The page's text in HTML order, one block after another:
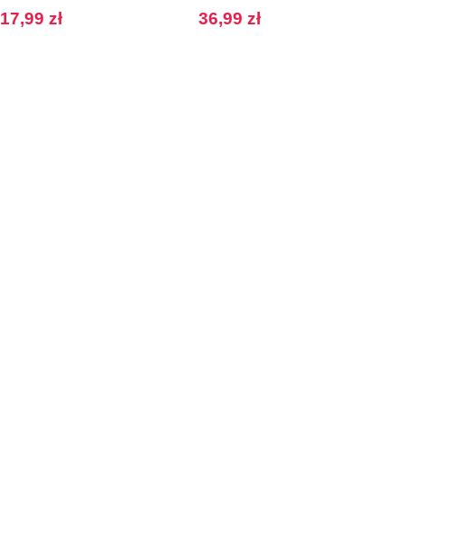
17,99 zł 36,99 zł